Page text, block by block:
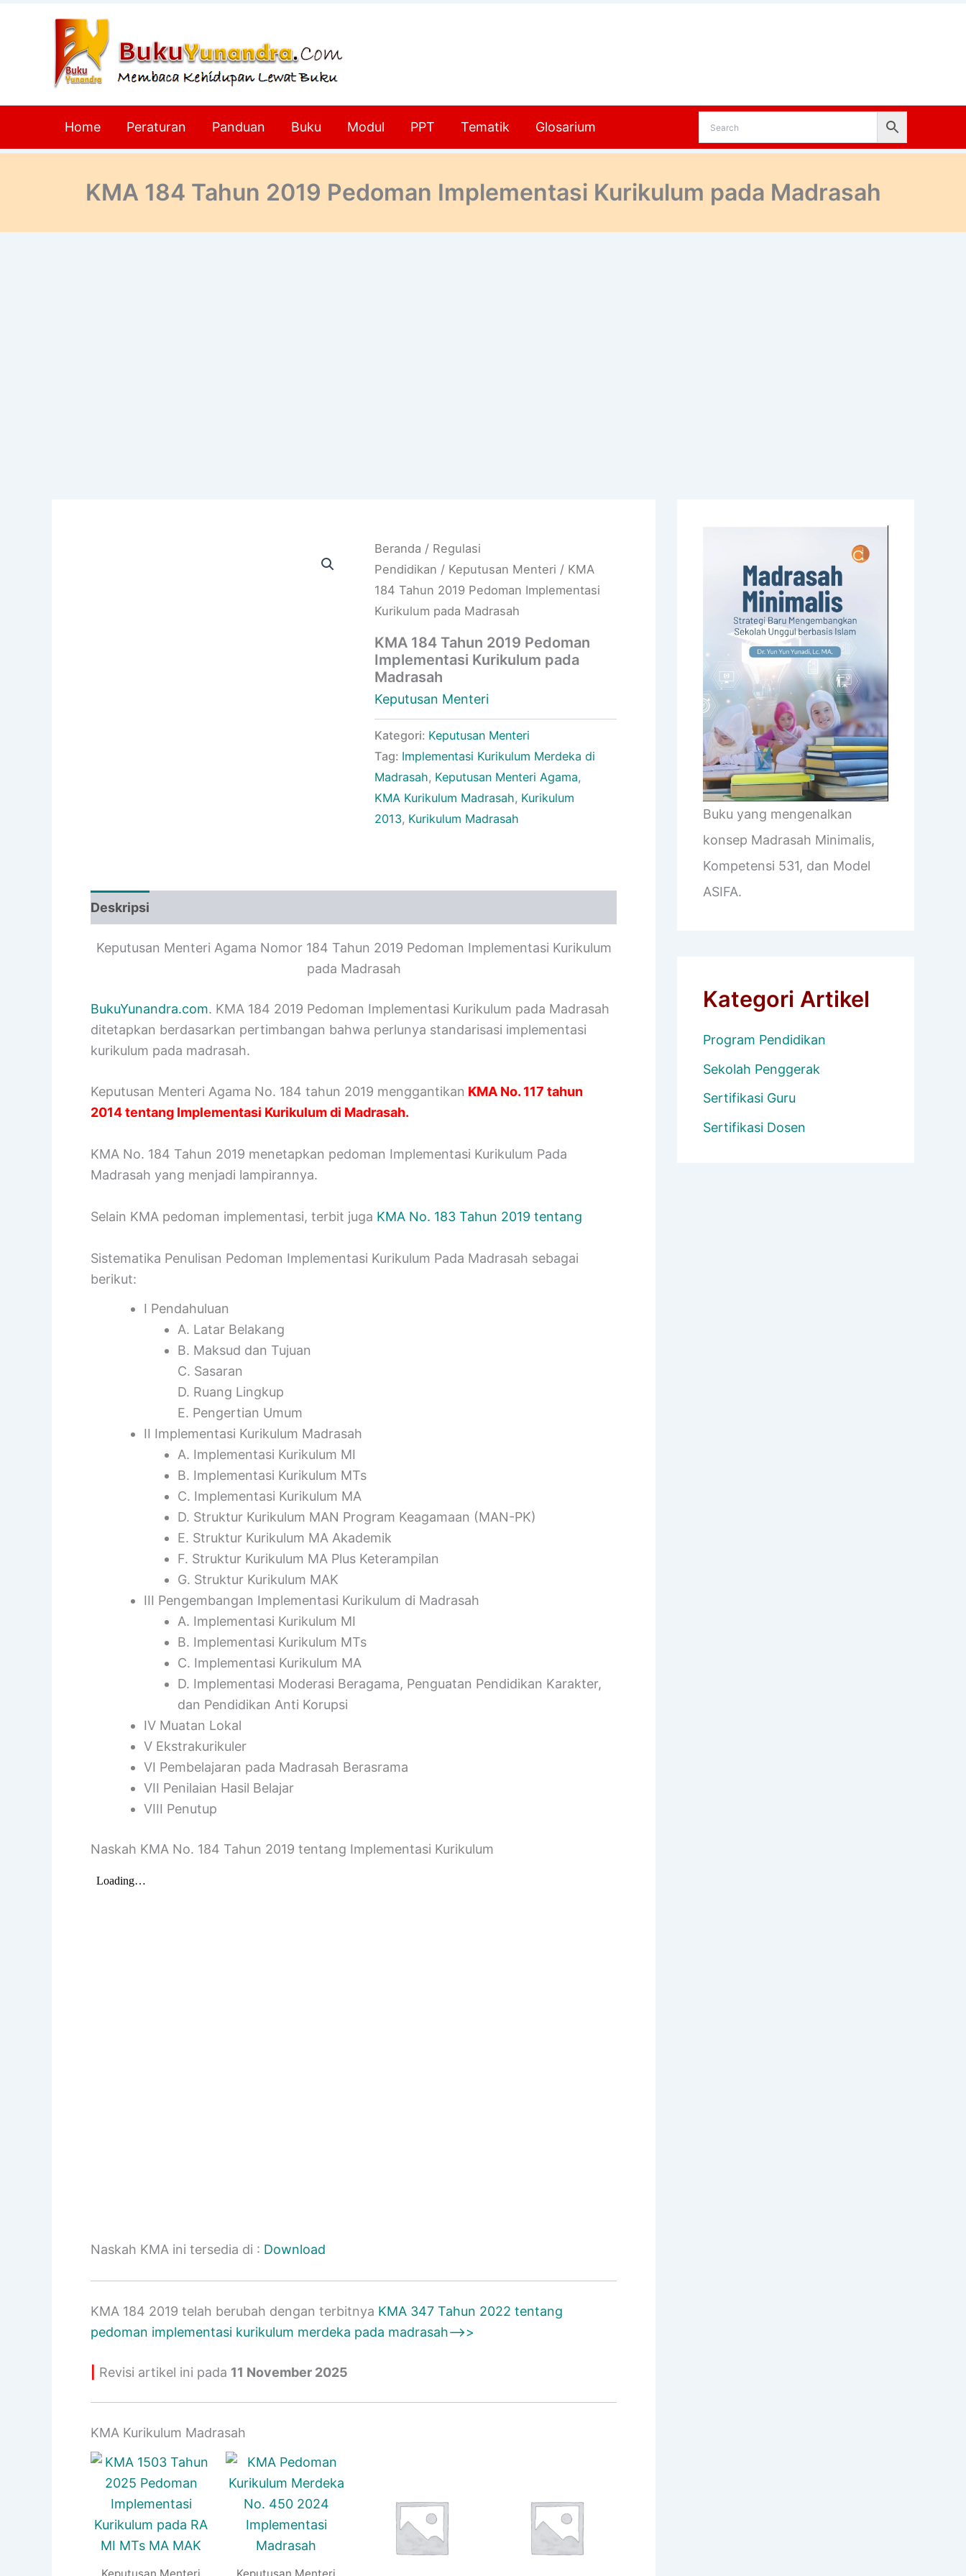
Home Peraturan Panduan Buku Modul PPT Tematik Glosarium
KMA 184 Tahun 2019 Pedoman Implementasi Kurikulum pada Madrasah
Beranda / Regulasi
Pendidikan / Keputusan Menteri / KMA
184 Tahun 2019 Pedoman Implementasi
Kurikulum pada Madrasah
KMA 184 Tahun 2019 Pedoman
Implementasi Kurikulum pada
Madrasah
Keputusan Menteri
Kategori: Keputusan Menteri
Tag: Implementasi Kurikulum Merdeka di
Madrasah, Keputusan Menteri Agama,
KMA Kurikulum Madrasah, Kurikulum
2013, Kurikulum Madrasah
Deskripsi
Keputusan Menteri Agama Nomor 184 Tahun 2019 Pedoman Implementasi Kurikulum
pada Madrasah
BukuYunandra.com. KMA 184 2019 Pedoman Implementasi Kurikulum pada Madrasah
ditetapkan berdasarkan pertimbangan bahwa perlunya standarisasi implementasi
kurikulum pada madrasah.
Keputusan Menteri Agama No. 184 tahun 2019 menggantikan KMA No. 117 tahun
2014 tentang Implementasi Kurikulum di Madrasah.
KMA No. 184 Tahun 2019 menetapkan pedoman Implementasi Kurikulum Pada
Madrasah yang menjadi lampirannya.
Selain KMA pedoman implementasi, terbit juga KMA No. 183 Tahun 2019 tentang
Sistematika Penulisan Pedoman Implementasi Kurikulum Pada Madrasah sebagai
berikut:
I Pendahuluan
A. Latar Belakang
B. Maksud dan Tujuan
C. Sasaran
D. Ruang Lingkup
E. Pengertian Umum
II Implementasi Kurikulum Madrasah
A. Implementasi Kurikulum MI
B. Implementasi Kurikulum MTs
C. Implementasi Kurikulum MA
D. Struktur Kurikulum MAN Program Keagamaan (MAN-PK)
E. Struktur Kurikulum MA Akademik
F. Struktur Kurikulum MA Plus Keterampilan
G. Struktur Kurikulum MAK
III Pengembangan Implementasi Kurikulum di Madrasah
A. Implementasi Kurikulum MI
B. Implementasi Kurikulum MTs
C. Implementasi Kurikulum MA
D. Implementasi Moderasi Beragama, Penguatan Pendidikan Karakter,
dan Pendidikan Anti Korupsi
IV Muatan Lokal
V Ekstrakurikuler
VI Pembelajaran pada Madrasah Berasrama
VII Penilaian Hasil Belajar
VIII Penutup
Naskah KMA No. 184 Tahun 2019 tentang Implementasi Kurikulum
Naskah KMA ini tersedia di : Download
KMA 184 2019 telah berubah dengan terbitnya KMA 347 Tahun 2022 tentang
pedoman implementasi kurikulum merdeka pada madrasah–>>
Revisi artikel ini pada 11 November 2025
KMA Kurikulum Madrasah
Buku yang mengenalkan
konsep Madrasah Minimalis,
Kompetensi 531, dan Model
ASIFA.
Kategori Artikel
Program Pendidikan
Sekolah Penggerak
Sertifikasi Guru
Sertifikasi Dosen